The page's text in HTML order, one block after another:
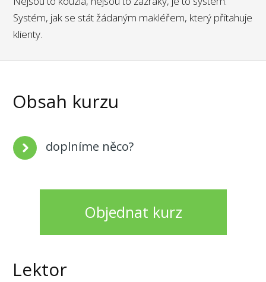
Systém, jak se stát žádaným makléřem, který přitahuje
klienty.
Obsah kurzu
doplníme něco?
Objednat kurz
Lektor